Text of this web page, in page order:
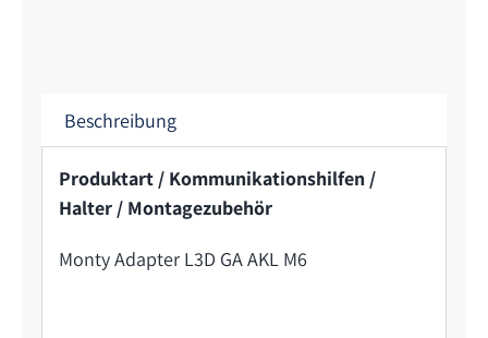
Beschreibung
Produktart / Kommunikationshilfen /
Halter / Montagezubehör
Monty Adapter L3D GA AKL M6